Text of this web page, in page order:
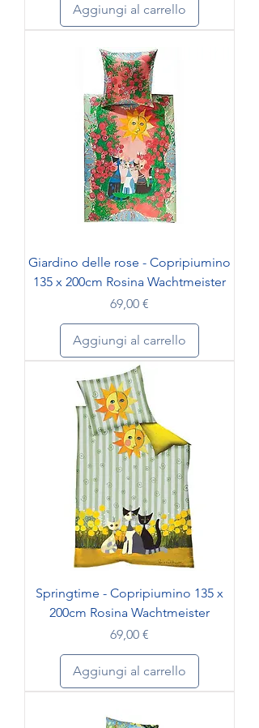
Aggiungi al carrello
Giardino delle rose - Copripiumino
135 x 200cm Rosina Wachtmeister
Prezzo
69,00 €
Aggiungi al carrello
Springtime - Copripiumino 135 x
200cm Rosina Wachtmeister
Prezzo
69,00 €
Aggiungi al carrello